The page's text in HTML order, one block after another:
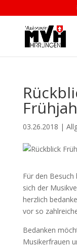
03.26.2018 |
Für den
sich der
herzlich
vor so
Bedanken
Musikerfrauen